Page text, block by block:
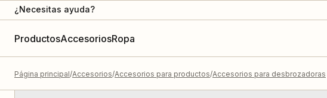
¿Necesitas ayuda?
ProductosAccesoriosRopa
Página principal Accesorios Accesorios para productos Accesorios para desbrozadoras